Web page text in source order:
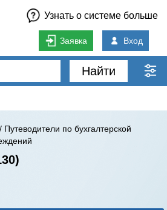
Узнать о системе больше
Заявка Вход
Найти
/ Путеводители по бухгалтерской